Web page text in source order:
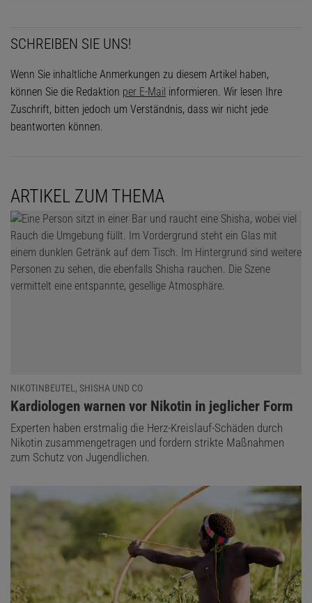
SCHREIBEN SIE UNS!
Wenn Sie inhaltliche Anmerkungen zu diesem Artikel haben,
können Sie die Redaktion per E-Mail informieren. Wir lesen Ihre
Zuschrift, bitten jedoch um Verständnis, dass wir nicht jede
beantworten können.
ARTIKEL ZUM THEMA
NIKOTINBEUTEL, SHISHA UND CO
:
Kardiologen warnen vor Nikotin in jeglicher Form
Experten haben erstmalig die Herz-Kreislauf-Schäden durch
Nikotin zusammengetragen und fordern strikte Maßnahmen
zum Schutz von Jugendlichen.